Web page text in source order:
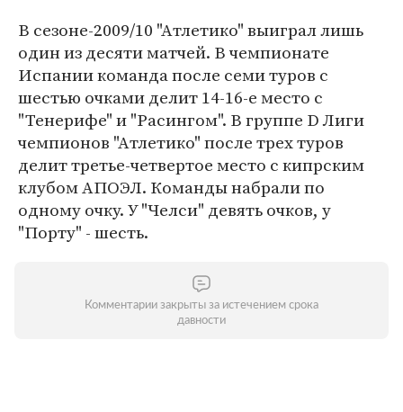
В сезоне-2009/10 "Атлетико" выиграл лишь
один из десяти матчей. В чемпионате
Испании команда после семи туров с
шестью очками делит 14-16-е место с
"Тенерифе" и "Расингом". В группе D Лиги
чемпионов "Атлетико" после трех туров
делит третье-четвертое место с кипрским
клубом АПОЭЛ. Команды набрали по
одному очку. У "Челси" девять очков, у
"Порту" - шесть.
Комментарии закрыты за истечением срока
давности